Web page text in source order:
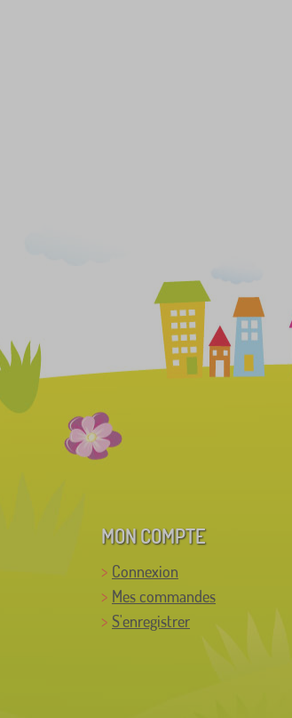
MON COMPTE
Connexion
Mes commandes
S'enregistrer